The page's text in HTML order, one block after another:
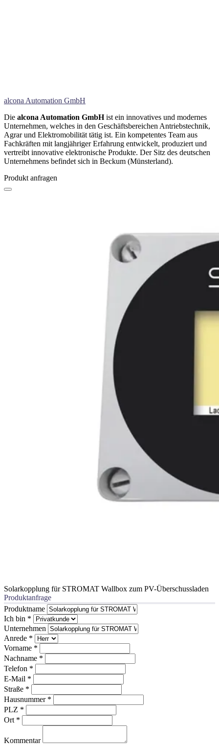
alcona Automation GmbH
Die alcona Automation GmbHist ein innovatives und modernes
Unternehmen, welches in den Geschäftsbereichen Antriebstechnik,
Agrar und Elektromobilität tätig ist. Ein kompetentes Team aus
Fachkräften mit langjähriger Erfahrung entwickelt, produziert und
vertreibt innovative elektronische Produkte. Der Sitz des deutschen
Unternehmens befindet sich in Beckum (Münsterland).
Produkt anfragen
Solarkopplung für STROMAT Wallbox zum PV-Überschussladen
Produktanfrage
Produktname
Ich bin *
Unternehmen
Anrede *
Vorname *
Nachname *
Telefon *
E-Mail *
Straße *
Hausnummer *
PLZ *
Ort *
Kommentar